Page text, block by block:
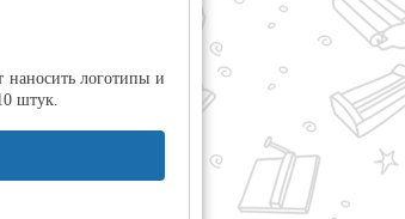
наносить логотипы и
штук.